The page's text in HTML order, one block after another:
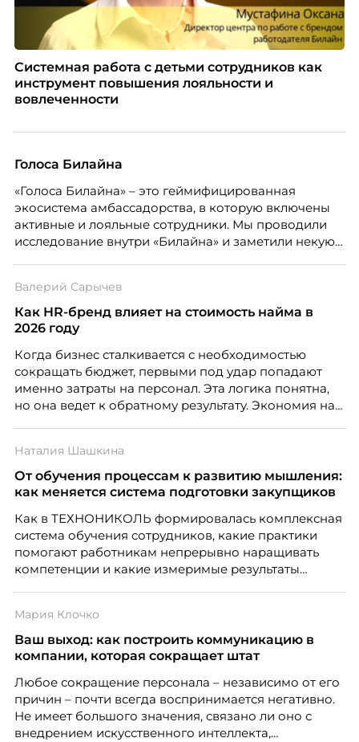
Системная работа с детьми сотрудников как
инструмент повышения лояльности и
вовлеченности
Голоса Билайна
«Голоса Билайна» – это геймифицированная
экосистема амбассадорства, в которую включены
активные и лояльные сотрудники. Мы проводили
исследование внутри «Билайна» и заметили некую
благодарности и публичного признания.
Валерий Сарычев
Как HR-бренд влияет на стоимость найма в
2026 году
Когда бизнес сталкивается с необходимостью
сокращать бюджет, первыми под удар попадают
именно затраты на персонал. Эта логика понятна,
но она ведет к обратному результату. Экономия на
значит – сокращает доходы бизнеса.
Наталия Шашкина
От обучения процессам к развитию мышления:
как меняется система подготовки закупщиков
Как в ТЕХНОНИКОЛЬ формировалась комплексная
система обучения сотрудников, какие практики
помогают работникам непрерывно наращивать
компетенции и какие измеримые результаты
закупкам направления «Минеральная изоляция»
компании ТЕХНОНИКОЛЬ.
Мария Клочко
Ваш выход: как построить коммуникацию в
компании, которая сокращает штат
Любое сокращение персонала – независимо от его
причин – почти всегда воспринимается негативно.
Не имеет большого значения, связано ли оно с
внедрением искусственного интеллекта,